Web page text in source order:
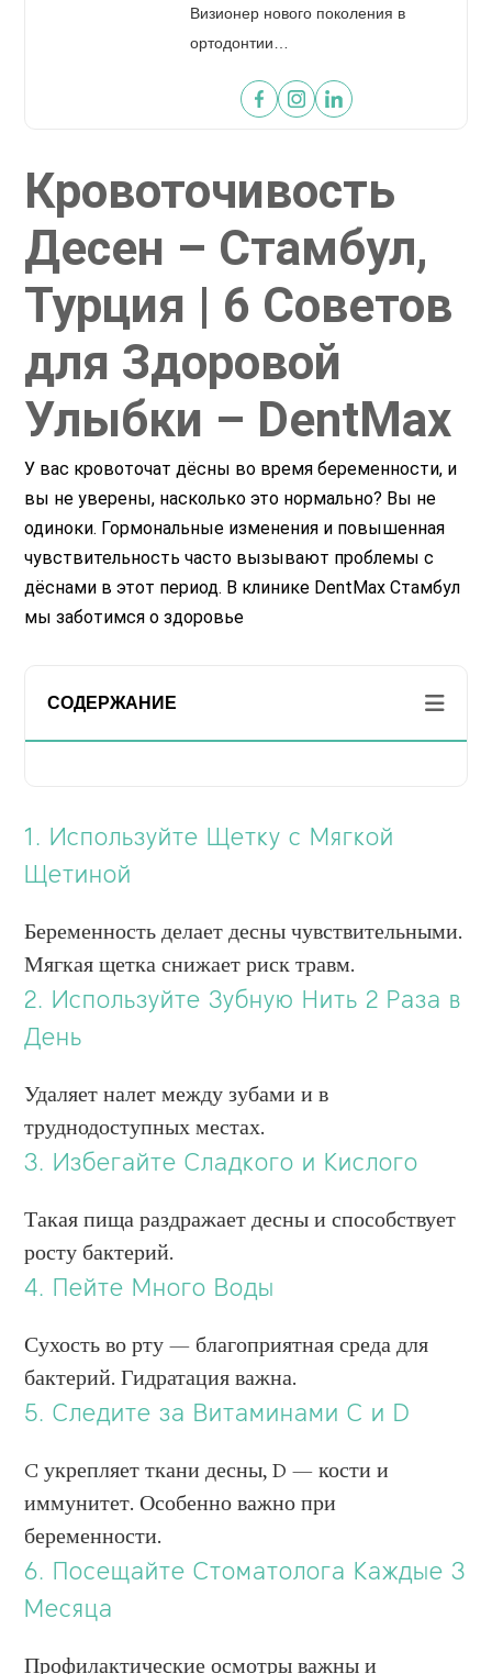
ОТПРАВИТЬ ФОТОГРАФИЮ
Визионер нового поколения в
ортодонтии…
Кровоточивость
Десен – Стамбул,
Турция | 6 Советов
для Здоровой
Улыбки – DentMax
У вас кровоточат дёсны во время беременности, и
вы не уверены, насколько это нормально? Вы не
одиноки. Гормональные изменения и повышенная
чувствительность часто вызывают проблемы с
дёснами в этот период. В клинике DentMax Стамбул
мы заботимся о здоровье
СОДЕРЖАНИЕ
1. Используйте Щетку с Мягкой
Щетиной
Беременность делает десны чувствительными.
Мягкая щетка снижает риск травм.
2. Используйте Зубную Нить 2 Раза в
День
Удаляет налет между зубами и в
труднодоступных местах.
3. Избегайте Сладкого и Кислого
Такая пища раздражает десны и способствует
росту бактерий.
4. Пейте Много Воды
Сухость во рту — благоприятная среда для
бактерий. Гидратация важна.
5. Следите за Витаминами C и D
C укрепляет ткани десны, D — кости и
иммунитет. Особенно важно при
беременности.
6. Посещайте Стоматолога Каждые 3
Месяца
Профилактические осмотры важны и